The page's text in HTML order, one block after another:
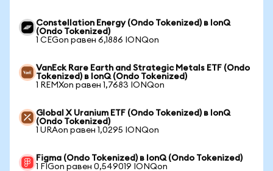
Constellation Energy (Ondo Tokenized) в IonQ
(Ondo Tokenized)
1 CEGon равен 6,1886 IONQon
VanEck Rare Earth and Strategic Metals ETF (Ondo
Tokenized) в IonQ (Ondo Tokenized)
1 REMXon равен 1,7683 IONQon
Global X Uranium ETF (Ondo Tokenized) в IonQ
(Ondo Tokenized)
1 URAon равен 1,0295 IONQon
Figma (Ondo Tokenized) в IonQ (Ondo Tokenized)
1 FIGon равен 0,549019 IONQon